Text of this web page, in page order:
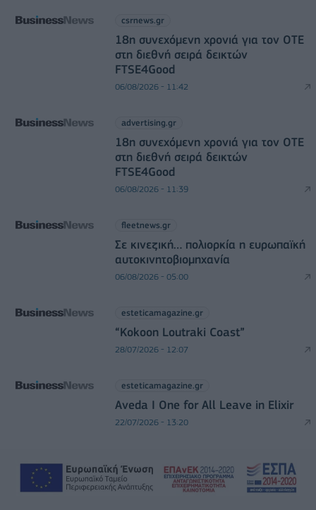
csrnews.gr
18η συνεχόμενη χρονιά για τον ΟΤΕ
στη διεθνή σειρά δεικτών
FTSE4Good
06/08/2026 - 11:42
advertising.gr
18η συνεχόμενη χρονιά για τον ΟΤΕ
στη διεθνή σειρά δεικτών
FTSE4Good
06/08/2026 - 11:39
fleetnews.gr
Σε κινεζική… πολιορκία η ευρωπαϊκή
αυτοκινητοβιομηχανία
06/08/2026 - 05:00
esteticamagazine.gr
“Kokoon Loutraki Coast”
28/07/2026 - 12:07
esteticamagazine.gr
Aveda I One for All Leave in Elixir
22/07/2026 - 13:20